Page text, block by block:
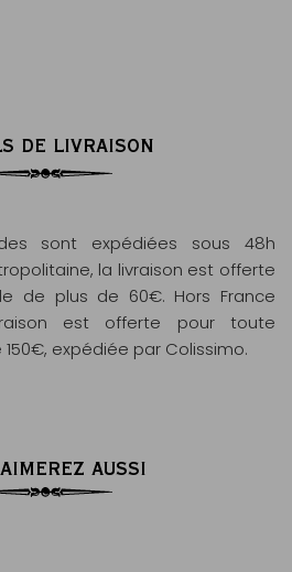
DE LIVRAISON
sont expédiées sous 48h
la livraison est offerte
de plus de 60€. Hors France
est offerte pour toute
expédiée par Colissimo.
AUSSI